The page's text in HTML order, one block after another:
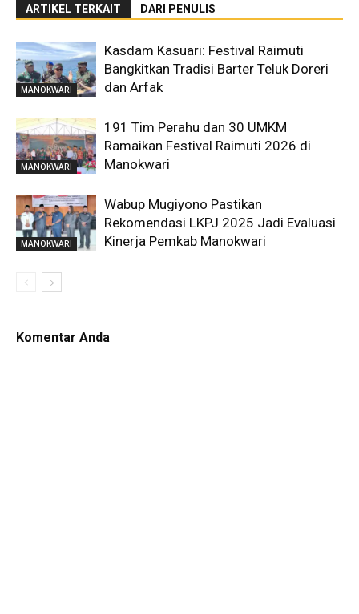
ARTIKEL TERKAIT DARI PENULIS
MANOKWARI
Kasdam Kasuari: Festival Raimuti
Bangkitkan Tradisi Barter Teluk Doreri
dan Arfak
MANOKWARI
191 Tim Perahu dan 30 UMKM
Ramaikan Festival Raimuti 2026 di
Manokwari
MANOKWARI
Wabup Mugiyono Pastikan
Rekomendasi LKPJ 2025 Jadi Evaluasi
Kinerja Pemkab Manokwari
Komentar Anda